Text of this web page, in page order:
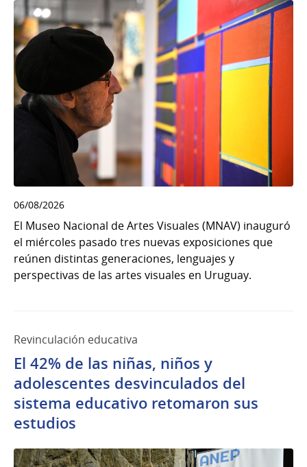
06/08/2026
El Museo Nacional de Artes Visuales (MNAV) inauguró
el miércoles pasado tres nuevas exposiciones que
reúnen distintas generaciones, lenguajes y
perspectivas de las artes visuales en Uruguay.
Revinculación educativa
El 42% de las niñas, niños y
adolescentes desvinculados del
sistema educativo retomaron sus
estudios